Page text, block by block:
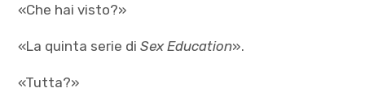
«Che hai visto?»
«La quinta serie diSex Education».
«Tutta?»